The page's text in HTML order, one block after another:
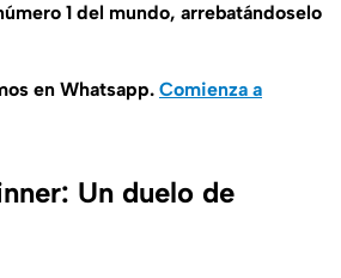
1 del mundo, arrebatándoselo
en Whatsapp. Comienza a
Un duelo de